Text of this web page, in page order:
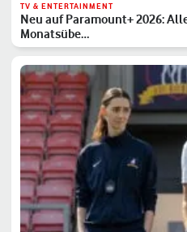
TV & ENTERTAINMENT
Neu auf Paramount+ 2026:
Monatsübe…